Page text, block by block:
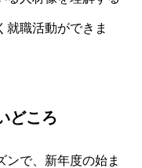
就職活動ができま
どころ
ンで、新年度の始ま